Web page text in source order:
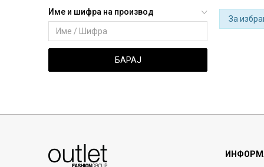
Име и шифра на производ
БАРАЈ
За